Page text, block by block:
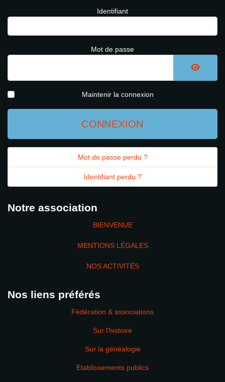
Identifiant
Mot de passe
Maintenir la connexion
CONNEXION
Mot de passe perdu ?
Identifiant perdu ?
Notre association
BIENVENUE
MENTIONS LÉGALES
NOS ACTIVITÉS
Nos liens préférés
Fédération & associations
Sur l'histoire
Sur la généalogie
Etablissements publics